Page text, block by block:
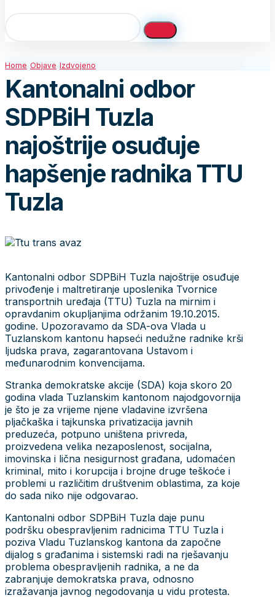
Home Objave Izdvojeno
Kantonalni odbor
SDPBiH Tuzla
najoštrije osuđuje
hapšenje radnika TTU
Tuzla
Kantonalni odbor SDPBiH Tuzla najoštrije osuđuje
privođenje i maltretiranje uposlenika Tvornice
transportnih uređaja (TTU) Tuzla na mirnim i
opravdanim okupljanjima održanim 19.10.2015.
godine. Upozoravamo da SDA-ova Vlada u
Tuzlanskom kantonu hapseći nedužne radnike krši
ljudska prava, zagarantovana Ustavom i
međunarodnim konvencijama.
Stranka demokratske akcije (SDA) koja skoro 20
godina vlada Tuzlanskim kantonom najodgovornija
je što je za vrijeme njene vladavine izvršena
pljačkaška i tajkunska privatizacija javnih
preduzeća, potpuno uništena privreda,
proizvedena velika nezaposlenost, socijalna,
imovinska i lična nesigurnost građana, udomaćen
kriminal, mito i korupcija i brojne druge teškoće i
problemi u različitim društvenim oblastima, za koje
do sada niko nije odgovarao.
Kantonalni odbor SDPBiH Tuzla daje punu
podršku obespravljenim radnicima TTU Tuzla i
poziva Vladu Tuzlanskog kantona da započne
dijalog s građanima i sistemski radi na rješavanju
problema obespravljenih radnika, a ne da
zabranjuje demokratska prava, odnosno
izražavanja javnog negodovanja u vidu protesta.